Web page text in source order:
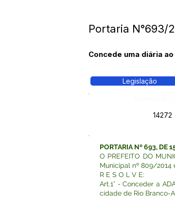
Portaria N°693/
Concede uma diária
Legislação
14272
PORTARIA Nº 693, DE
O PREFEITO DO
Municipal nº 809/2014
R E S O L V E:
Art.1° - Conceder a
cidade de Rio Branco-